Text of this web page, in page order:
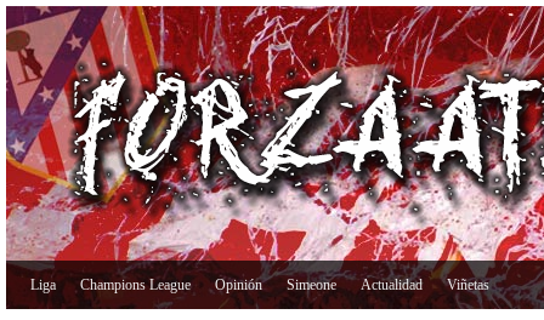
Liga Champions League Opinión Simeone Actualidad Viñetas